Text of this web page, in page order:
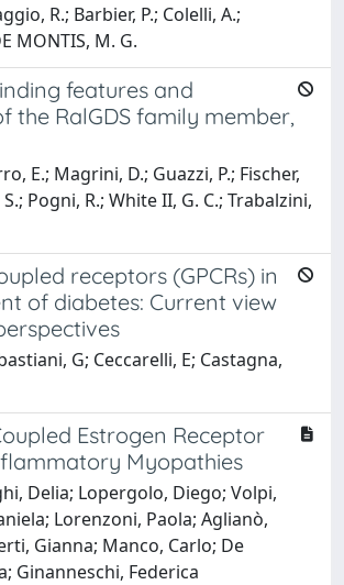
R.; Barbier, P.; Colelli, A.;
MONTIS, M. G.
features and
the RalGDS family member,
E.; Magrini, D.; Guazzi, P.; Fischer,
Pogni, R.; White II, G. C.; Trabalzini,
receptors (GPCRs) in
of diabetes: Current view
G; Ceccarelli, E; Castagna,
Estrogen Receptor
Myopathies
Delia; Lopergolo, Diego; Volpi,
Lorenzoni, Paola; Aglianò,
Gianna; Manco, Carlo; De
Ginanneschi, Federica